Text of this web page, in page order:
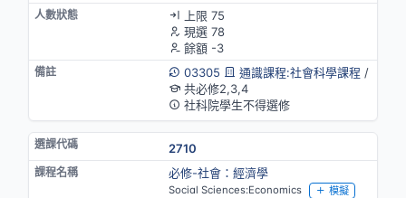
上限 75
現選 78
餘額 -3
03305
通識課程:社會科學課程 /
共必修2,3,4
社科院學生不得選修
2710
必修-社會：經濟學
Social Sciences:Economics 模擬